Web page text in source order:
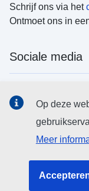
Schrijf ons via het
Ontmoet ons in
Sociale media
EU-
Op deze
Meer